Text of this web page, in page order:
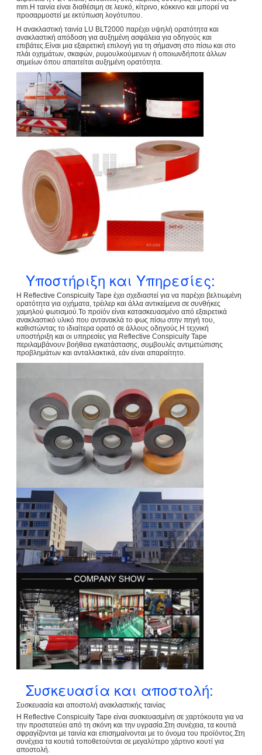
mm.Η ταινία είναι διαθέσιμη σε λευκό, κίτρινο, κόκκινο και μπορεί να
προσαρμοστεί με εκτύπωση λογότυπου.
Η ανακλαστική ταινία LU BLT2000 παρέχει υψηλή ορατότητα και
ανακλαστική απόδοση για αυξημένη ασφάλεια για οδηγούς και
επιβάτες.Είναι μια εξαιρετική επιλογή για τη σήμανση στο πίσω και στο
πλάι οχημάτων, σκαφών, ρυμουλκούμενων ή οποιωνδήποτε άλλων
σημείων όπου απαιτείται αυξημένη ορατότητα.
Υποστήριξη και Υπηρεσίες:
Η Reflective Conspicuity Tape έχει σχεδιαστεί για να παρέχει βελτιωμένη
ορατότητα για οχήματα, τρέιλερ και άλλα αντικείμενα σε συνθήκες
χαμηλού φωτισμού.Το προϊόν είναι κατασκευασμένο από εξαιρετικά
ανακλαστικό υλικό που αντανακλά το φως πίσω στην πηγή του,
καθιστώντας το ιδιαίτερα ορατό σε άλλους οδηγούς.Η τεχνική
υποστήριξη και οι υπηρεσίες για Reflective Conspicuity Tape
περιλαμβάνουν βοήθεια εγκατάστασης, συμβουλές αντιμετώπισης
προβλημάτων και ανταλλακτικά, εάν είναι απαραίτητο.
Συσκευασία και αποστολή:
Συσκευασία και αποστολή ανακλαστικής ταινίας
Η Reflective Conspicuity Tape είναι συσκευασμένη σε χαρτόκουτα για να
την προστατεύει από τη σκόνη και την υγρασία.Στη συνέχεια, τα κουτιά
σφραγίζονται με ταινία και επισημαίνονται με το όνομα του προϊόντος.Στη
συνέχεια τα κουτιά τοποθετούνται σε μεγαλύτερο χάρτινο κουτί για
αποστολή.